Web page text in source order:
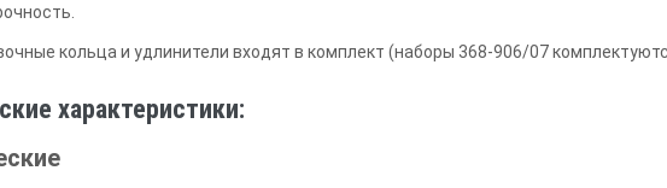
кольца и удлинители входят в комплект (наборы 368-906/07
характеристики: